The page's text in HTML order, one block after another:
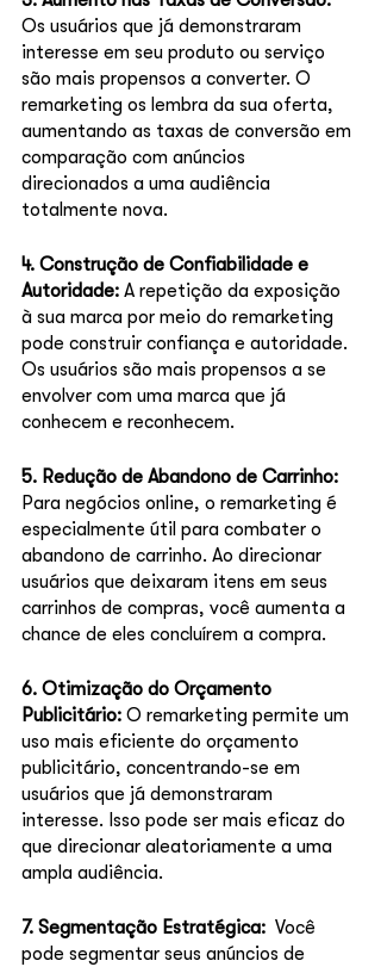
Os usuários que já demonstraram
interesse em seu produto ou serviço
são mais propensos a converter. O
remarketing os lembra da sua oferta,
aumentando as taxas de conversão em
comparação com anúncios
direcionados a uma audiência
totalmente nova.
4. Construção de Confiabilidade e
Autoridade: A repetição da exposição
à sua marca por meio do remarketing
pode construir confiança e autoridade.
Os usuários são mais propensos a se
envolver com uma marca que já
conhecem e reconhecem.
5. Redução de Abandono de Carrinho:
Para negócios online, o remarketing é
especialmente útil para combater o
abandono de carrinho. Ao direcionar
usuários que deixaram itens em seus
carrinhos de compras, você aumenta a
chance de eles concluírem a compra.
6. Otimização do Orçamento
Publicitário: O remarketing permite um
uso mais eficiente do orçamento
publicitário, concentrando-se em
usuários que já demonstraram
interesse. Isso pode ser mais eficaz do
que direcionar aleatoriamente a uma
ampla audiência.
7. Segmentação Estratégica: Você
pode segmentar seus anúncios de